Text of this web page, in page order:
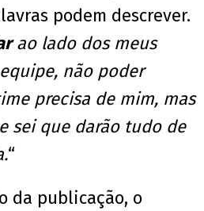
podem descrever.
ao lado dos meus
não poder
precisa de mim, mas
sei que darão tudo de
“
da publicação, o